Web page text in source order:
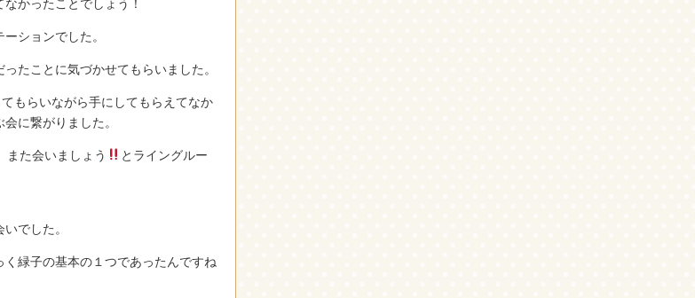
ションでした。
たことに気づかせてもらいました。
もらいながら手にしてもらえてなか
に繋がりました。
また会いましょう
とライングルー
でした。
緑子の基本の１つであったんですね